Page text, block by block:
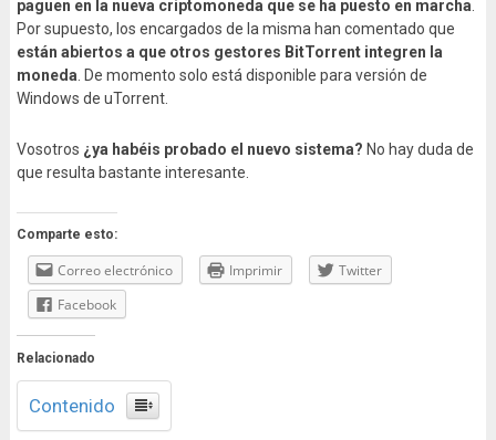
paguen en la nueva criptomoneda que se ha puesto en marcha
Por supuesto, los encargados de la misma han comentado que
están abiertos a que otros gestores BitTorrent integren la
moneda . De momento solo está disponible para versión de
Windows de uTorrent.
Vosotros ¿ya habéis probado el nuevo sistema? No hay duda de
que resulta bastante interesante.
Comparte esto:
Correo electrónico Imprimir
Twitter
Facebook
Relacionado
Contenido